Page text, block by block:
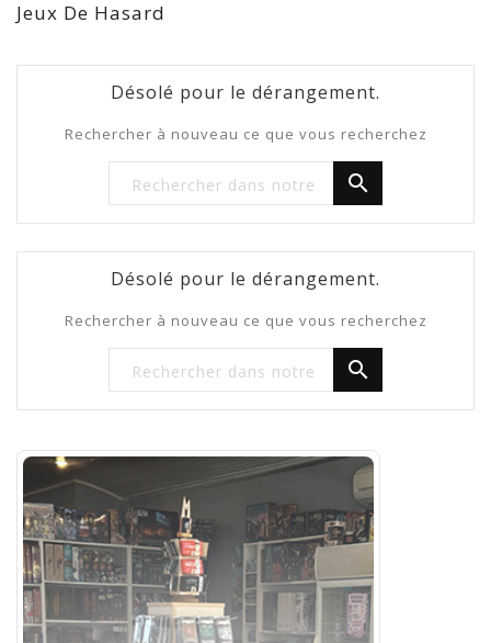
Jeux De Hasard
Désolé pour le dérangement.
Rechercher à nouveau ce que vous recherchez

Désolé pour le dérangement.
Rechercher à nouveau ce que vous recherchez
